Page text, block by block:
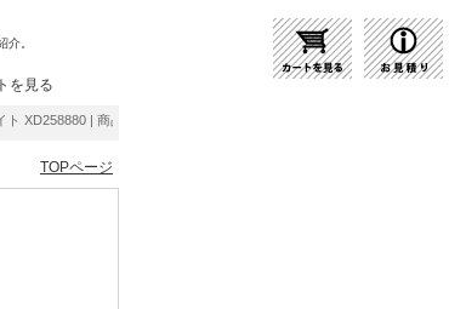
介。
を見る
| 商品紹介 | 照明器具の通販・インテリア照明の通信販売【ライ
TOPページ